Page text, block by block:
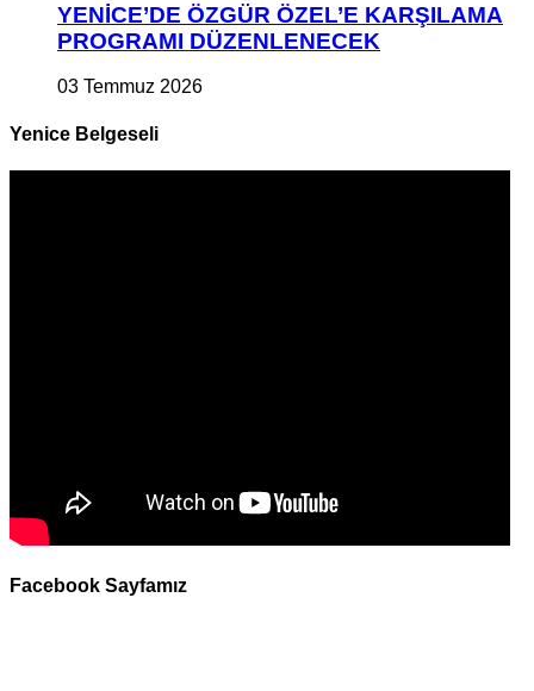
YENİCE’DE ÖZGÜR ÖZEL’E KARŞILAMA
PROGRAMI DÜZENLENECEK
03 Temmuz 2026
Yenice Belgeseli
Facebook Sayfamız